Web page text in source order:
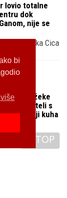
bi
lovio totalne
dok
nije se
Zlatka Cica
Edina Džeke
€, a kokteli s
koji kuha
na
TOP